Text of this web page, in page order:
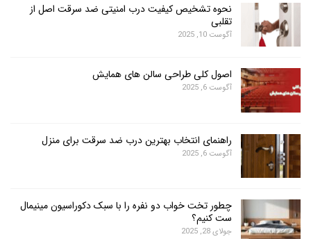
نحوه تشخیص کیفیت درب امنیتی ضد سرقت اصل از
تقلبی
آگوست 10, 2025
اصول کلی طراحی سالن های همایش
آگوست 6, 2025
راهنمای انتخاب بهترین درب ضد سرقت برای منزل
آگوست 6, 2025
چطور تخت خواب دو نفره را با سبک دکوراسیون مینیمال
ست کنیم؟
جولای 28, 2025